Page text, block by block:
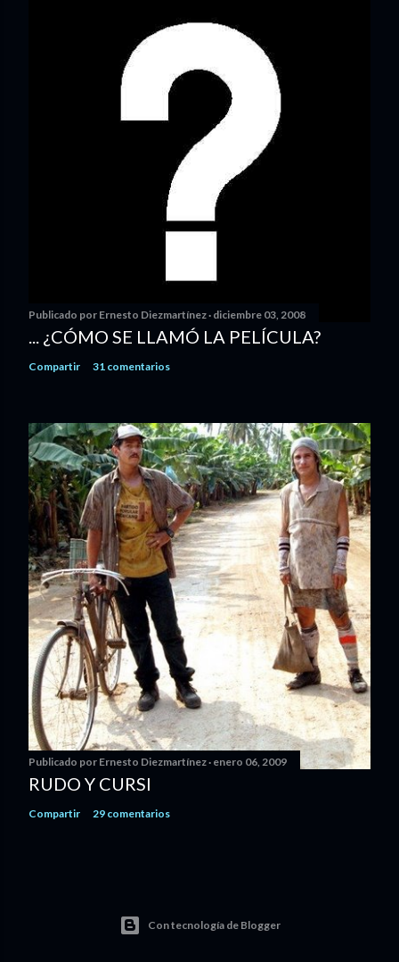
Publicado por Ernesto Diezmartínez diciembre 03, 2008
... ¿CÓMO SE LLAMÓ LA PELÍCULA?
Compartir 31 comentarios
Publicado por Ernesto Diezmartínez enero 06, 2009
RUDO Y CURSI
Compartir 29 comentarios
Con tecnología de Blogger